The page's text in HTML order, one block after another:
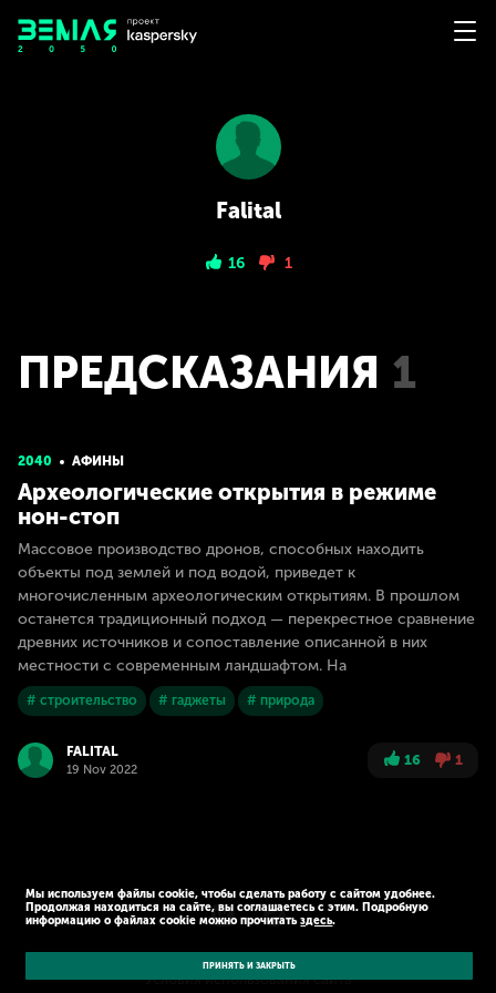
Falital
16 1
ПРЕДСКАЗАНИЯ 1
2040 АФИНЫ
Археологические открытия в режиме
нон-стоп
Массовое производство дронов, способных находить
объекты под землей и под водой, приведет к
многочисленным археологическим открытиям. В прошлом
останется традиционный подход — перекрестное сравнение
древних источников и сопоставление описанной в них
местности с современным ландшафтом. На
# строительство # гаджеты # природа
FALITAL
19 Nov 2022
16 1
Политика конфиденциальности
Условия использования сайта
Мы используем файлы cookie, чтобы сделать работу с сайтом удобнее.
Продолжая находиться на сайте, вы соглашаетесь с этим. Подробную
информацию о файлах cookie можно прочитатьздесь.
ПРИНЯТЬ И ЗАКРЫТЬ